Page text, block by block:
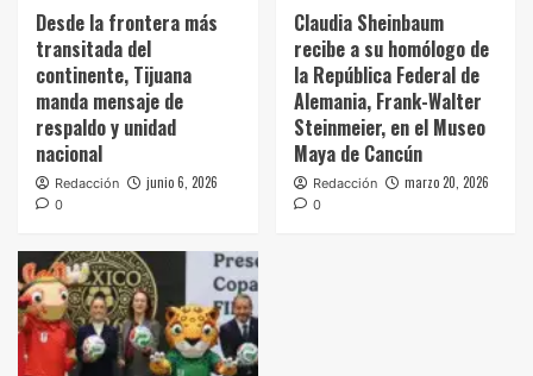
Desde la frontera más
transitada del
continente, Tijuana
manda mensaje de
respaldo y unidad
nacional
Redacción junio 6, 2026
0
Claudia Sheinbaum
recibe a su homólogo de
la República Federal de
Alemania, Frank-Walter
Steinmeier, en el Museo
Maya de Cancún
Redacción marzo 20, 2026
0